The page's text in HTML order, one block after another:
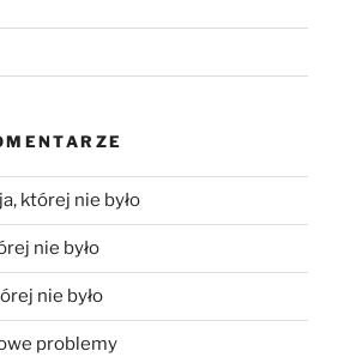
której nie było
nie było
nie było
problemy